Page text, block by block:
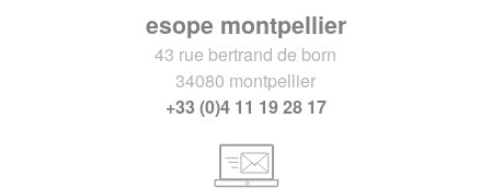
esope montpellier
43 rue bertrand de born
34080 montpellier
+33 (0)4 11 19 28 17